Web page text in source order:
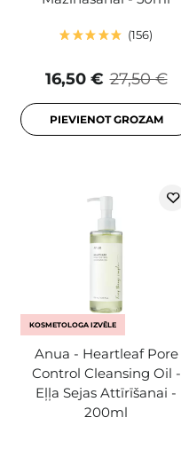
156
27,50 €
16,50 €
PIEVIENOT GROZAM
KOSMETOLOGA IZVĒLE
Anua - Heartleaf Pore
Control Cleansing Oil -
Eļļa Sejas Attīrīšanai -
200ml